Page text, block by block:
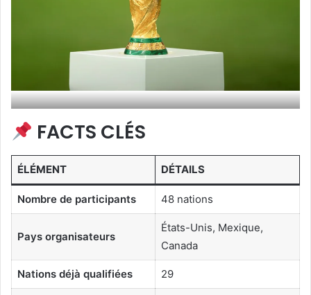
FACTS CLÉS
ÉLÉMENT DÉTAILS
Nombre de participants 48 nations
Pays organisateurs
États-Unis, Mexique,
Canada
Nations déjà qualifiées 29